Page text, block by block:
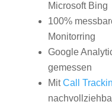
Microsoft Bing
100%
Monitorring
Google
gemessen
MitCall